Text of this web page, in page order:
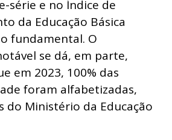
série e no Índice de
da Educação Básica
fundamental. O
se dá, em parte,
em 2023, 100% das
foram alfabetizadas,
do Ministério da Educação